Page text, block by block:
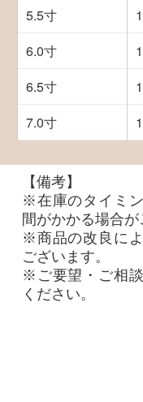
5.5寸
6.0寸
6.5寸
7.0寸
【備考】
※在庫のタイミ
間がかかる場合が
※商品の改良に
ございます。
※ご要望・ご相
ください。